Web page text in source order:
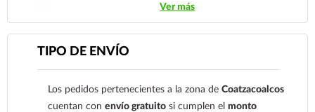
cuenta: Clave: 014854655008143954
Para esta forma de pago el cliente deberá enviar su
comprobante de pago a al siguiente correo
nuestro
921 261 8491
Ver más
TIPO DE ENVÍO
Los pedidos pertenecientes a la zona deCoatzacoalcos
cuentan conenvío gratuito si cumplen elmonto